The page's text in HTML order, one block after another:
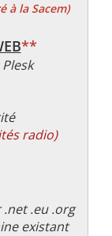
à la Sacem)
**
radio)
.net .eu .org
existant